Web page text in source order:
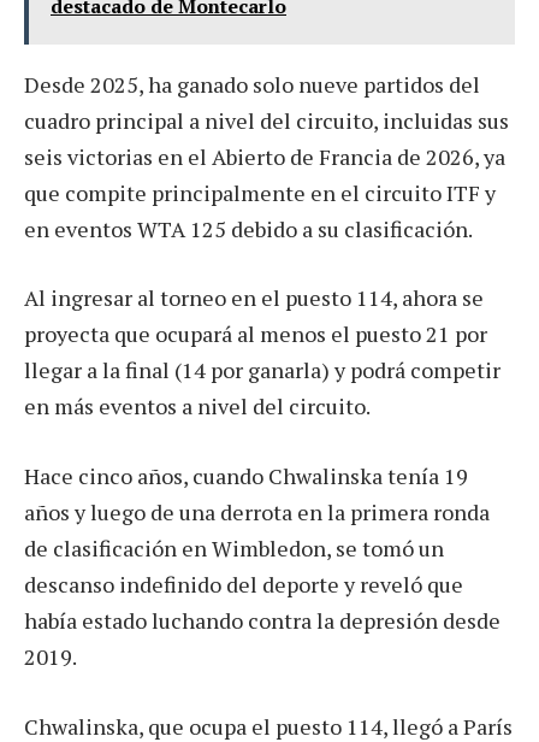
destacado de Montecarlo
Desde 2025, ha ganado solo nueve partidos del
cuadro principal a nivel del circuito, incluidas sus
seis victorias en el Abierto de Francia de 2026, ya
que compite principalmente en el circuito ITF y
en eventos WTA 125 debido a su clasificación.
Al ingresar al torneo en el puesto 114, ahora se
proyecta que ocupará al menos el puesto 21 por
llegar a la final (14 por ganarla) y podrá competir
en más eventos a nivel del circuito.
Hace cinco años, cuando Chwalinska tenía 19
años y luego de una derrota en la primera ronda
de clasificación en Wimbledon, se tomó un
descanso indefinido del deporte y reveló que
había estado luchando contra la depresión desde
2019.
Chwalinska, que ocupa el puesto 114, llegó a París